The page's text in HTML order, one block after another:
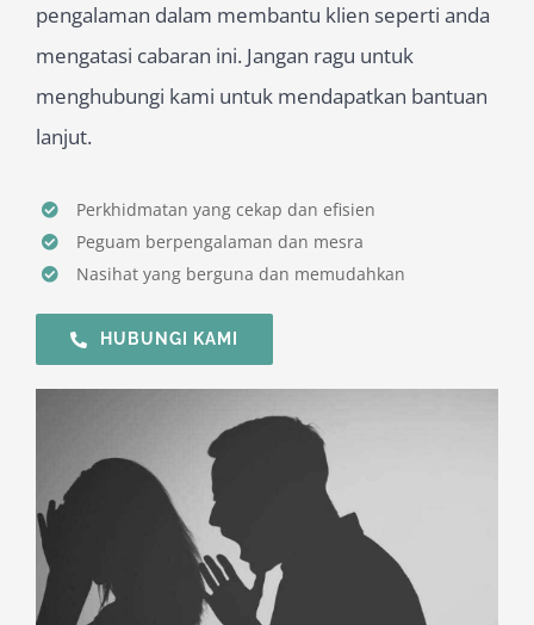
pengalaman dalam membantu klien seperti anda
mengatasi cabaran ini. Jangan ragu untuk
menghubungi kami untuk mendapatkan bantuan
lanjut.
Perkhidmatan yang cekap dan efisien
Peguam berpengalaman dan mesra
Nasihat yang berguna dan memudahkan
HUBUNGI KAMI